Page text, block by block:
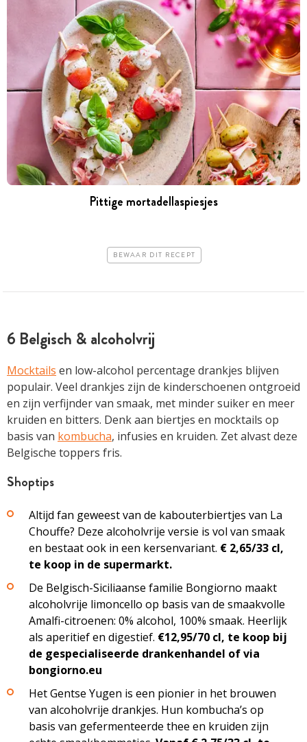
Pittige mortadellaspiesjes
BEWAAR DIT RECEPT
6 Belgisch & alcoholvrij
Mocktails en low-alcohol percentage drankjes blijven
populair. Veel drankjes zijn de kinderschoenen ontgroeid
en zijn verfijnder van smaak, met minder suiker en meer
kruiden en bitters. Denk aan biertjes en mocktails op
basis van kombucha, infusies en kruiden. Zet alvast deze
Belgische toppers fris.
Shoptips
Altijd fan geweest van de kabouterbiertjes van La
Chouffe? ­Deze ­alcoholvrije versie is vol van smaak
en bestaat ook in een kersen­variant. € 2,65/33 cl,
te koop in de supermarkt.
De Belgisch-Siciliaanse familie Bongiorno maakt
alcoholvrije ­limoncello op basis van de smaakvolle
Amalfi-citroenen: 0% alcohol, 100% smaak. Heerlijk
als aperitief en digestief. €12,95/70 cl, te koop bij
de gespecialiseerde drankenhandel of via
bongiorno.eu
Het Gentse Yugen is een pionier in het brouwen
van ­alcoholvrije drankjes. Hun kombucha’s op
basis van gefermenteerde thee en ­kruiden zijn